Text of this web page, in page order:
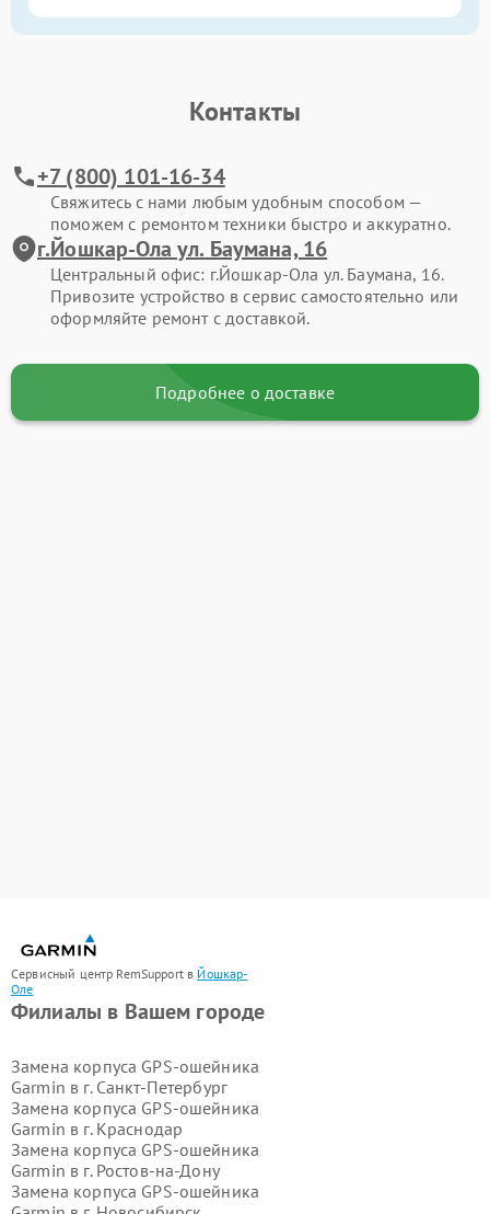
Контакты
+7 (800) 101-16-34
Свяжитесь с нами любым удобным способом —
поможем с ремонтом техники быстро и аккуратно.
г.Йошкар-Ола ул. Баумана, 16
Центральный офис: г.Йошкар-Ола ул. Баумана, 16.
Привозите устройство в сервис самостоятельно или
оформляйте ремонт с доставкой.
Подробнее о доставке
Сервисный центр RemSupport в Йошкар-
Оле
Филиалы в Вашем городе
Замена корпуса GPS-ошейника
Garmin в г. Санкт-Петербург
Замена корпуса GPS-ошейника
Garmin в г. Краснодар
Замена корпуса GPS-ошейника
Garmin в г. Ростов-на-Дону
Замена корпуса GPS-ошейника